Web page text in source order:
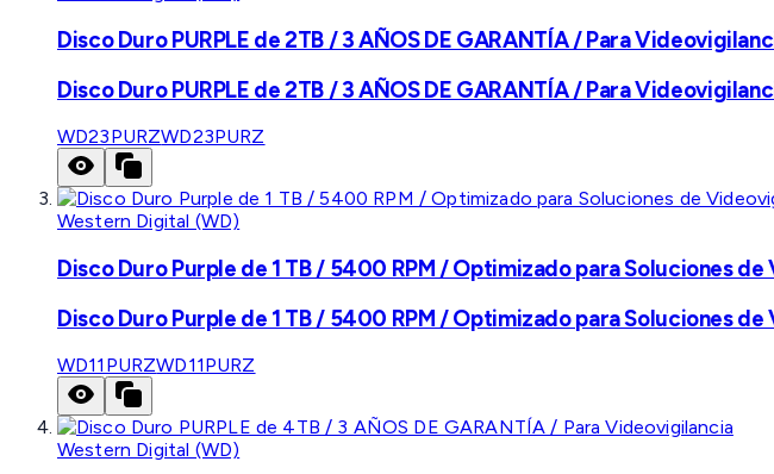
Disco Duro PURPLE de 2TB / 3 AÑOS DE GARANTÍA / Para
Disco Duro PURPLE de 2TB / 3 AÑOS DE GARANTÍA / Para
WD23PURZWD23PURZ
Western Digital (WD)
Disco Duro Purple de 1 TB / 5400 RPM / Optimizado para Soluciones
Disco Duro Purple de 1 TB / 5400 RPM / Optimizado para Soluciones
WD11PURZWD11PURZ
Western Digital (WD)